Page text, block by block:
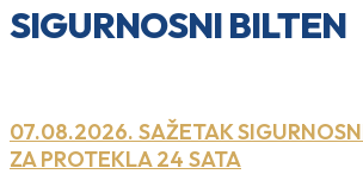
SIGURNOSNI BILTEN
07.08.2026. SAŽETAK
ZA PROTEKLA 24 SATA